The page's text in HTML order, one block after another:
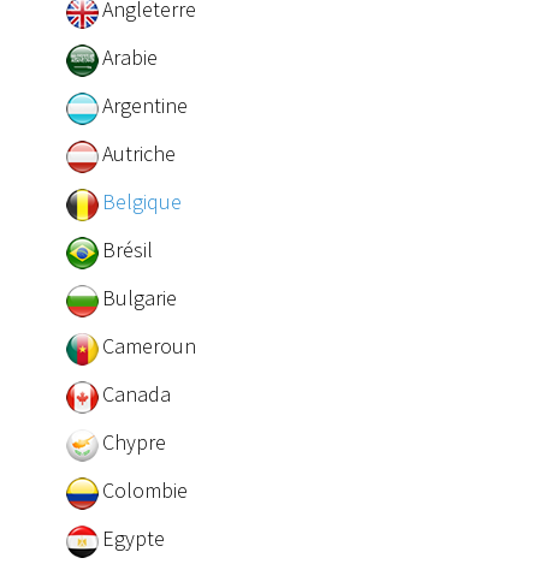
Angleterre
Arabie
Argentine
Autriche
Belgique
Brésil
Bulgarie
Cameroun
Canada
Chypre
Colombie
Egypte